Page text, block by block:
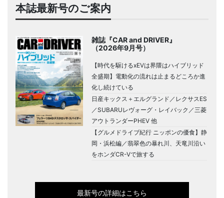
本誌最新号のご案内
雑誌『CAR and DRIVER』
（2026年9月号）
【時代を駆けるxEVは界隈はハイブリッド
全盛期】電動化の流れは止まるどころか進
化し続けている
日産キックス＋エルグランド／レクサスES
／SUBARUレヴォーグ・レイバック／三菱
アウトランダーPHEV 他
【グルメドライブ紀行 ニッポンの優食】静
岡・浜松編／翡翠色の暴れ川、天竜川沿い
をホンダCR-Vで旅する
最新号の詳細はこちら